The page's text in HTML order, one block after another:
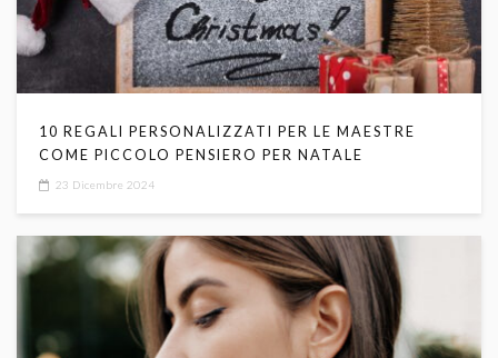
10 REGALI PERSONALIZZATI PER LE MAESTRE
COME PICCOLO PENSIERO PER NATALE
23 Dicembre 2024